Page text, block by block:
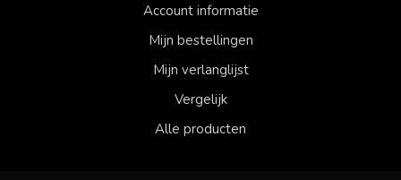
Account informatie
Mijn bestellingen
Mijn verlanglijst
Vergelijk
Alle producten